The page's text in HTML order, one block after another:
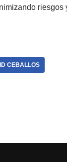
CEBALLOS